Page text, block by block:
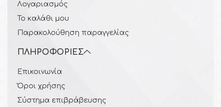
Λογαριασμός
Το καλάθι μου
Παρακολούθηση παραγγελίας
ΠΛΗΡΟΦΟΡΊΕΣ
Επικοινωνία
Όροι χρήσης
Σύστημα επιβράβευσης